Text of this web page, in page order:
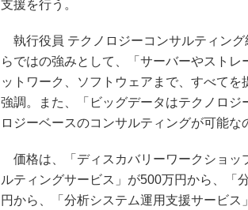
支援を行う。
執行役員 テクノロジーコンサルティン
らではの強みとして、「サーバーやスト
ットワーク、ソフトウェアまで、すべて
強調。また、「ビッグデータはテクノロ
ロジーベースのコンサルティングが可能な
価格は、「ディスカバリーワークショッ
ルティングサービス」が500万円から、「
円から、「分析システム運用支援サービス